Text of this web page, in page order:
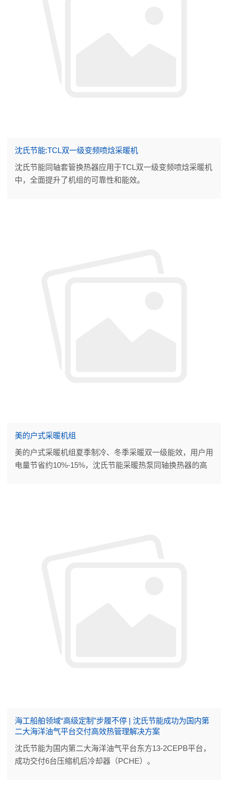
沈氏节能:TCL双一级变频喷焓采暖机
沈氏节能同轴套管换热器应用于TCL双一级变频喷焓采暖机
中，全面提升了机组的可靠性和能效。
美的户式采暖机组
美的户式采暖机组夏季制冷、冬季采暖双一级能效，用户用
电量节省约10%-15%，沈氏节能采暖热泵同轴换热器的高
海工船舶领域“高级定制”步履不停 | 沈氏节能成功为国内第
二大海洋油气平台交付高效热管理解决方案
沈氏节能为国内第二大海洋油气平台东方13-2CEPB平台，
成功交付6台压缩机后冷却器（PCHE）。